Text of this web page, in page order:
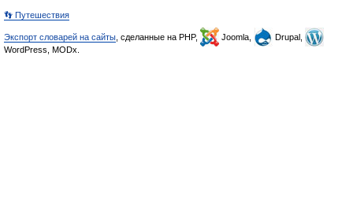
👣 Путешествия
Экспорт словарей на сайты , сделанные на PHP, Joomla,
Drupal,
WordPress, MODx.